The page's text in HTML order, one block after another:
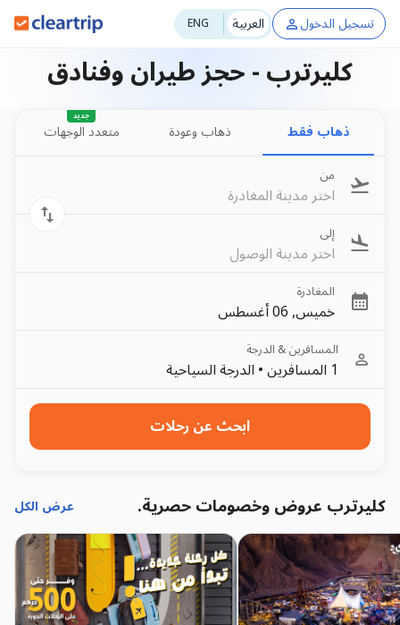
ENG العربية تسجيل الدخول
كليرترب - حجز طيران وفنادق
ذهاب فقط ذهاب وعودة متعدد الوجهات
جديد
من
اختر مدينة المغادرة
إلى
اختر مدينة الوصول
المغادرة
خميس, 06 أغسطس
المسافرين & الدرجة
1 المسافرين •الدرجة السياحية
ابحث عن رحلات
كليرترب عروض وخصومات حصرية. عرض الكل